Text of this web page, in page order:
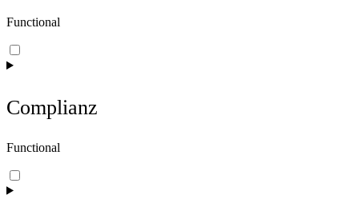
Functional
Consent
to
Complianz
Functional
Consent
to